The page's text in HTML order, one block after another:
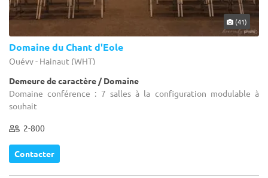
(41)
Domaine du Chant d'Eole
Quévy - Hainaut (WHT)
Demeure de caractère / Domaine
Domaine conférence : 7 salles à la configuration modulable à
souhait
2-800
Contacter